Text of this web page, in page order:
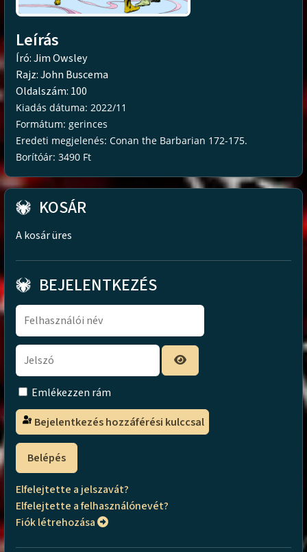
Leírás
Író: Jim Owsley
Rajz: John Buscema
Oldalszám: 100
Kiadás dátuma: 2022/11
Formátum: gerinces
Eredeti megjelenés: Conan the Barbarian 172-175.
Borítóár: 3490 Ft
KOSÁR
A kosár üres
BEJELENTKEZÉS
Emlékezzen rám
Bejelentkezés hozzáférési kulccsal
Belépés
Elfelejtette a jelszavát?
Elfelejtette a felhasználónevét?
Fiók létrehozása